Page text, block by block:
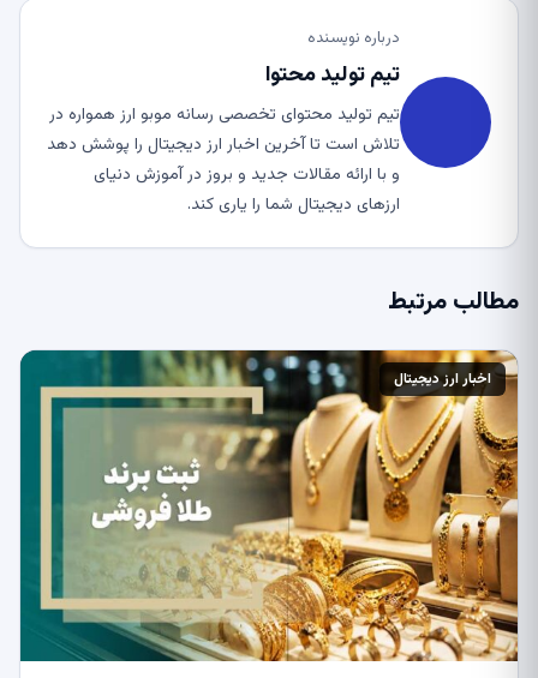
درباره نویسنده
تیم تولید محتوا
تیم تولید محتوای تخصصی رسانه موبو ارز همواره در
تلاش است تا آخرین اخبار ارز دیجیتال را پوشش دهد
و با ارائه مقالات جدید و بروز در آموزش دنیای
ارزهای دیجیتال شما را یاری کند.
مطالب مرتبط
اخبار ارز دیجیتال